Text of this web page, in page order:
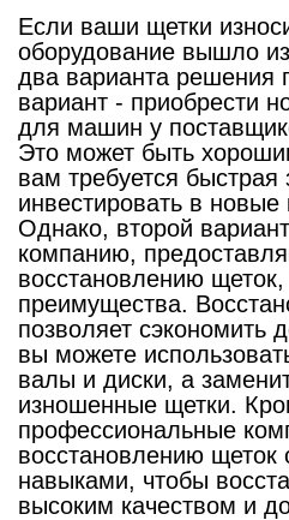
Если ваши щетки
оборудование вышло
два варианта
вариант - приобрести
для машин у
Это может быть
вам требуется
инвестировать в
Однако, второй
компанию,
восстановлению
преимущества.
позволяет сэкономить
вы можете
валы и диски, а
изношенные щетки.
профессиональные
восстановлению
навыками, чтобы
высоким качеством и